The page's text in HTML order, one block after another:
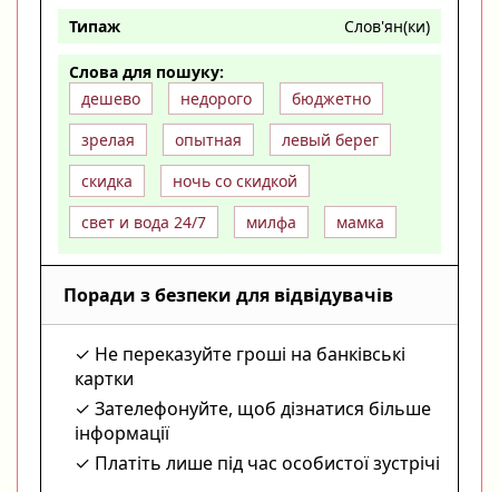
Типаж Слов'ян(ки)
Слова для пошуку:
дешево
недорого
бюджетно
зрелая
опытная
левый берег
скидка
ночь со скидкой
свет и вода 24/7
милфа мамка
Поради з безпеки для відвідувачів
Не переказуйте гроші на банківські
картки
Зателефонуйте, щоб дізнатися більше
інформації
Платіть лише під час особистої зустрічі